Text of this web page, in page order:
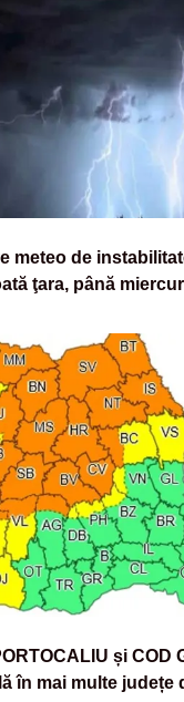
meteo de
ţara, până
și COD
în mai multe județe